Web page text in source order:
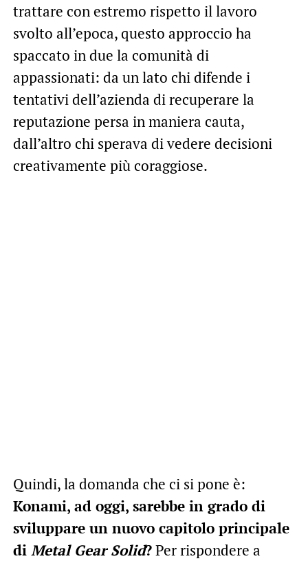
trattare con estremo rispetto il lavoro
svolto all’epoca, questo approccio ha
spaccato in due la comunità di
appassionati: da un lato chi difende i
tentativi dell’azienda di recuperare la
reputazione persa in maniera cauta,
dall’altro chi sperava di vedere decisioni
creativamente più coraggiose.
Quindi, la domanda che ci si pone è:
Konami, ad oggi, sarebbe in grado di
sviluppare un nuovo capitolo principale
di Metal Gear Solid?Per rispondere a